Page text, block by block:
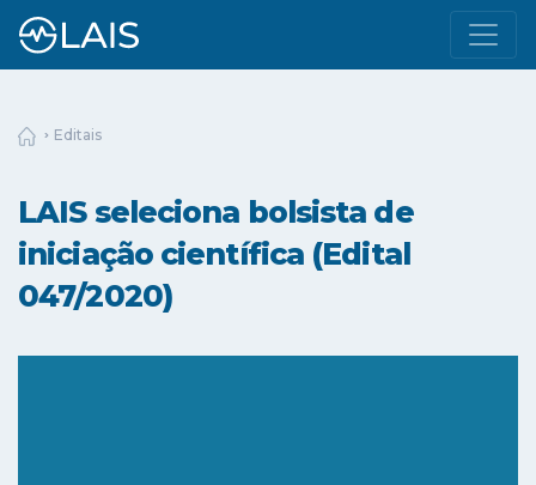
Editais
LAIS seleciona bolsista de
iniciação científica (Edital
047/2020)